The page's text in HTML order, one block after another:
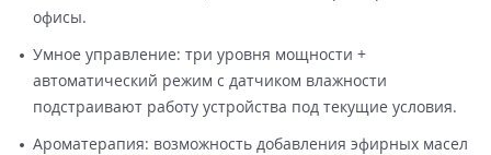
офисы.
Умное управление: три уровня мощности +
автоматический режим с датчиком влажности
подстраивают работу устройства под текущие условия.
Ароматерапия: возможность добавления эфирных масел